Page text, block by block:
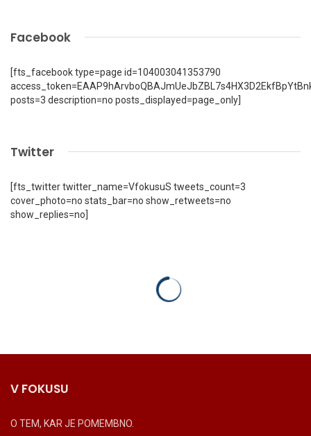
Facebook
[fts_facebook type=page id=104003041353790
posts=3 description=no posts_displayed=page_only]
Twitter
[fts_twitter twitter_name=VfokusuS tweets_count=3
cover_photo=no stats_bar=no show_retweets=no
show_replies=no]
V FOKUSU
O TEM, KAR JE POMEMBNO.